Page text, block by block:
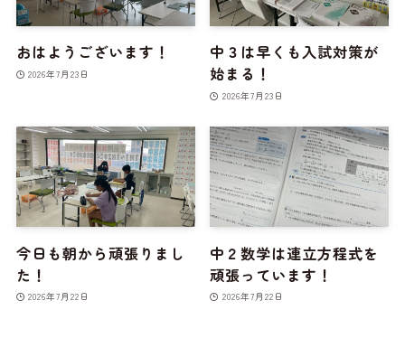
おはようございます！
2026年7月23日
中３は早くも入試対策が
始まる！
2026年7月23日
今日も朝から頑張りまし
た！
2026年7月22日
中２数学は連立方程式を
頑張っています！
2026年7月22日